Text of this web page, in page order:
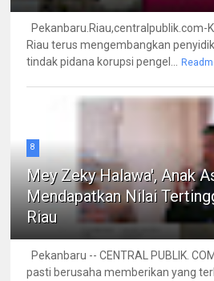
Pekanbaru.Riau,centralpublik.com-
Riau terus mengembangkan
tindak pidana korupsi pengel...
8
Mey Zeky Halawa', Anak
Mendapatkan Nilai
Riau
Pekanbaru -- CENTRAL PUBLIK.
pasti berusaha memberikan yang